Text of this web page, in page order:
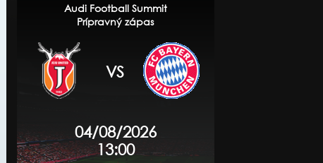
Audi Football Summit
Prípravný zápas
VS
04/08/2026
13:00